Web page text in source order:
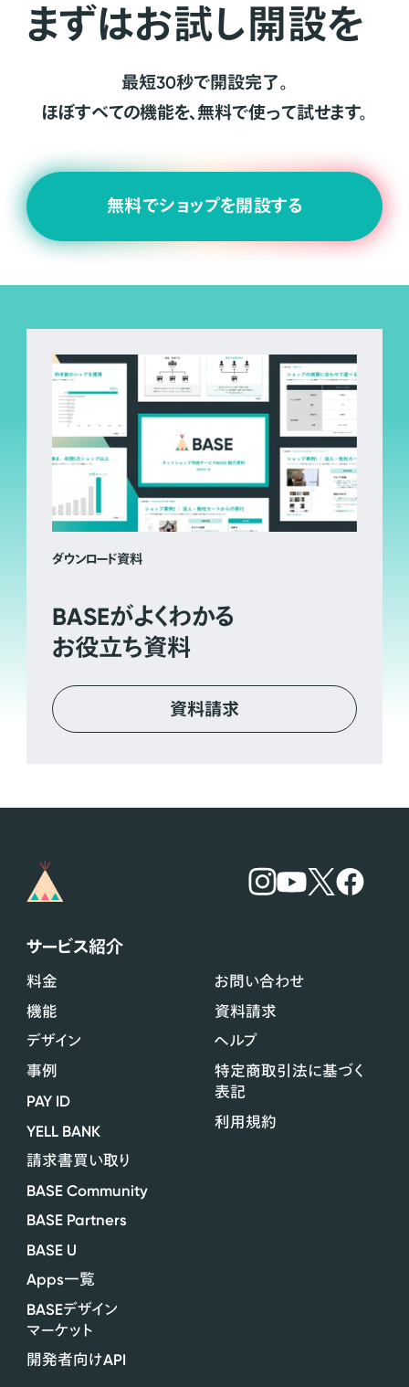
まずはお試し開設を
最短30秒で開設完了。
ほぼすべての機能を、無料で使って試せます。
無料でショップを開設する
ダウンロード資料
BASEがよくわかる
お役立ち資料
資料請求
サービス紹介
料金
機能
デザイン
事例
PAY ID
YELL BANK
請求書買い取り
BASE Community
BASE Partners
BASE U
Apps一覧
BASEデザイン
マーケット
開発者向けAPI
お問い合わせ
資料請求
ヘルプ
特定商取引法に基づく
表記
利用規約